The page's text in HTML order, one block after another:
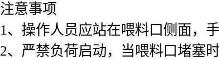
注意事项
1、操作人员应站在喂料口侧面，
2、严禁负荷启动，当喂料口堵塞